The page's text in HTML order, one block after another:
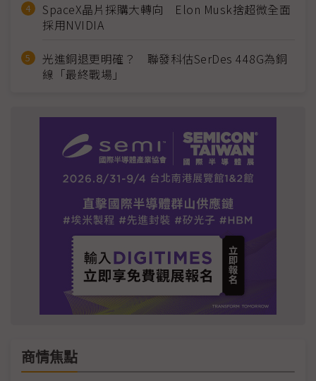
SpaceX晶片採購大轉向 Elon Musk捨超微全面
採用NVIDIA
光進銅退更明確？ 聯發科估SerDes 448G為銅
線「最終戰場」
商情焦點